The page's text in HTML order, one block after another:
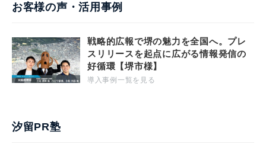
お客様の声・活用事例
戦略的広報で堺の魅力を全国へ。プレ
スリリースを起点に広がる情報発信の
好循環【堺市様】
導入事例一覧を見る
汐留PR塾